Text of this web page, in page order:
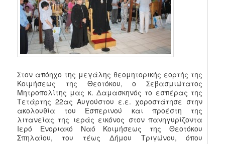
Στον απόηχο της μεγάλης θεομητορικής εορτής της
Κοιμήσεως της Θεοτόκου, ο Σεβασμιώτατος
Μητροπολίτης μας κ. Δαμασκηνός το εσπέρας της
Τετάρτης 22ας Αυγούστου ε.ε. χοροστάτησε στην
ακολουθία του Εσπερινού και προέστη της
λιτανείας της ιεράς εικόνος στον πανηγυρίζοντα
Ιερό Ενοριακό Ναό Κοιμήσεως της Θεοτόκου
Σπηλαίου, του τέως Δήμου Τριγώνου, όπου